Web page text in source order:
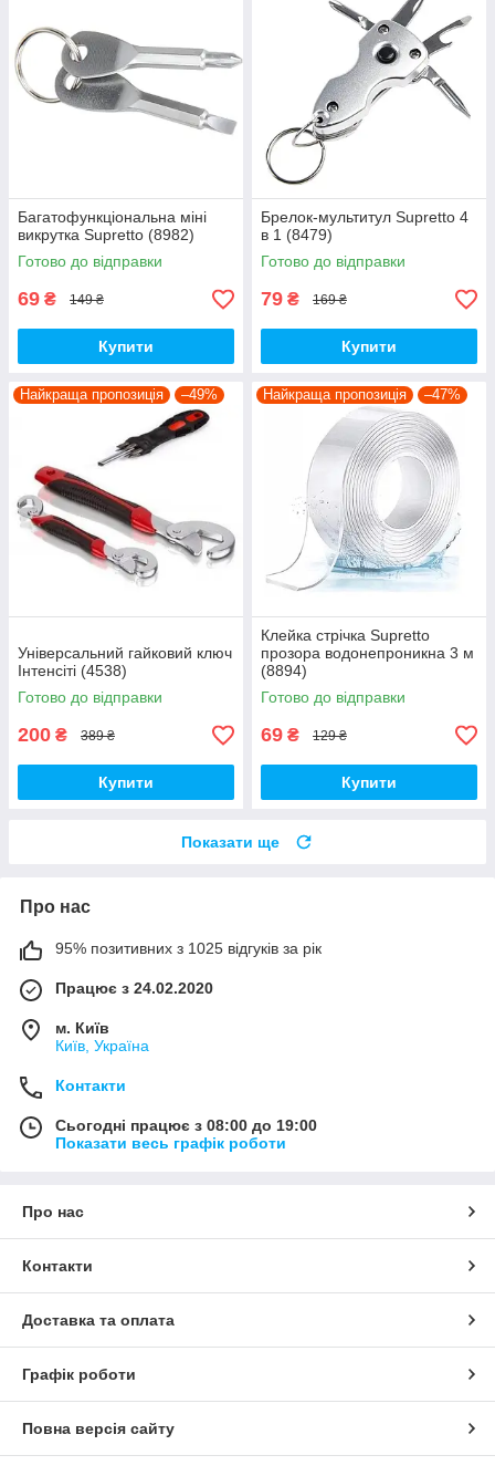
Багатофункціональна міні
викрутка Supretto (8982)
Готово до відправки
69 ₴ 149 ₴
Купити
Брелок-мультитул Supretto 4
в 1 (8479)
Готово до відправки
79 ₴ 169 ₴
Купити
Найкраща пропозиція –49%
Універсальний гайковий ключ
Інтенсіті (4538)
Готово до відправки
200 ₴ 389 ₴
Купити
Найкраща пропозиція –47%
Клейка стрічка Supretto
прозора водонепроникна 3 м
(8894)
Готово до відправки
69 ₴ 129 ₴
Купити
Показати ще
Про нас
95% позитивних з 1025 відгуків за рік
Працює з 24.02.2020
м. Київ
Київ, Україна
Контакти
Сьогодні працює з 08:00 до 19:00
Показати весь графік роботи
Про нас
Контакти
Доставка та оплата
Графік роботи
Повна версія сайту